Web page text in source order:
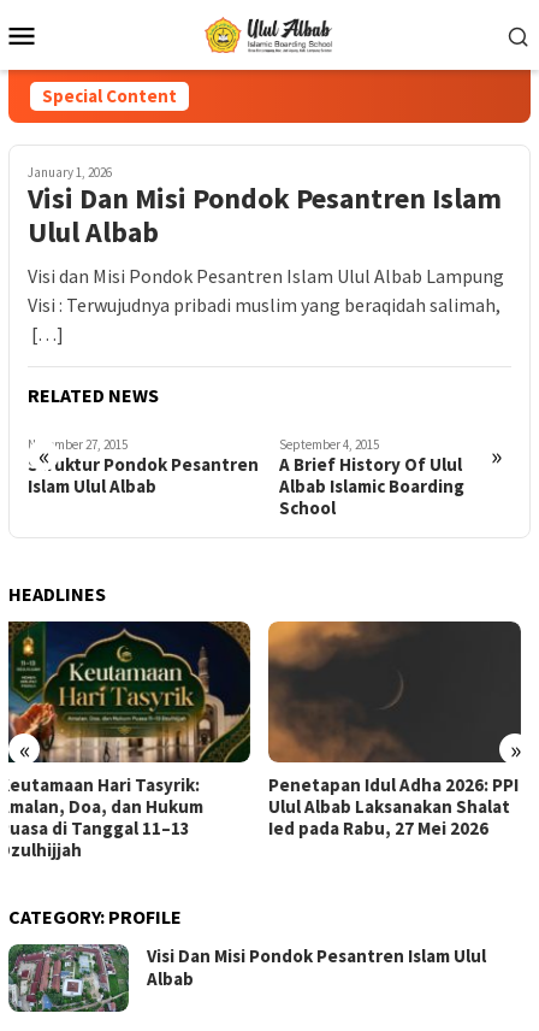
Special Content
January 1, 2026
Visi Dan Misi Pondok Pesantren Islam
Ulul Albab
Visi dan Misi Pondok Pesantren Islam Ulul Albab Lampung
Visi : Terwujudnya pribadi muslim yang beraqidah salimah,
[…]
RELATED NEWS
« »
September 4, 2015
A Brief History Of Ulul
Albab Islamic Boarding
March 7, 2015
Sejarah Pondok Pesantren
Islam Ulul Albab
HEADLINES
« »
Penetapan Idul Adha 2026: PPI
Ulul Albab Laksanakan Shalat
Ied pada Rabu, 27 Mei 2026
PPI Ulul Albab Lampung Gelar
Lomba MHQ Ramadhan 1447H
CATEGORY: PROFILE
Visi Dan Misi Pondok Pesantren Islam Ulul
Albab